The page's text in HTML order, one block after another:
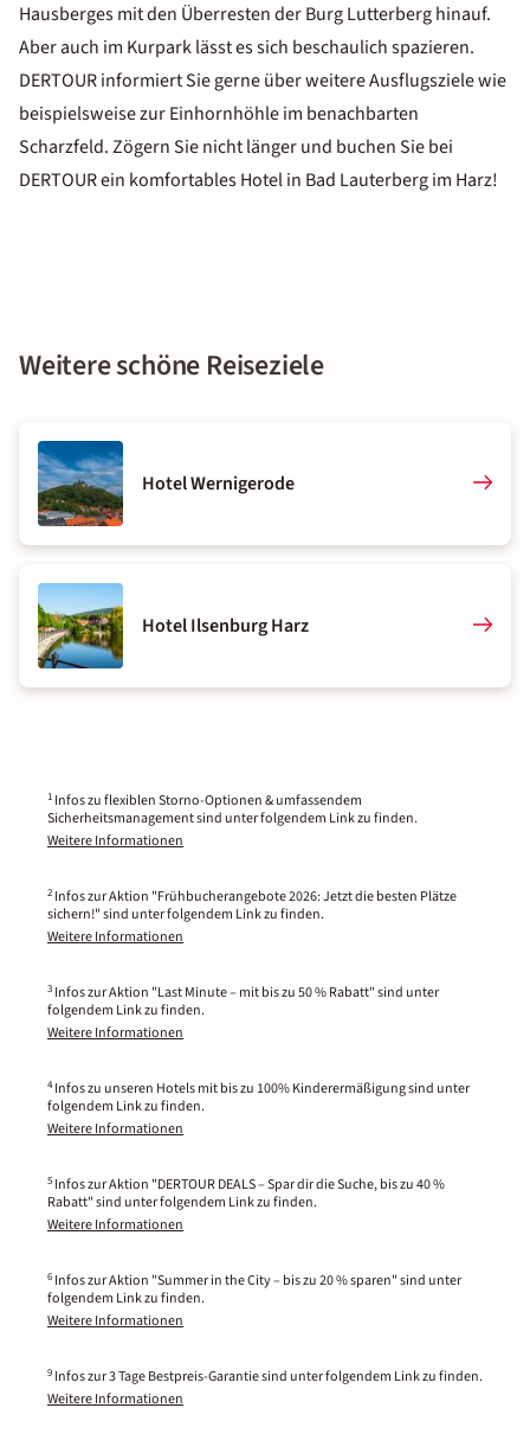
Hausberges mit den Überresten der Burg Lutterberg hinauf.
Aber auch im Kurpark lässt es sich beschaulich spazieren.
DERTOUR informiert Sie gerne über weitere Ausflugsziele wie
beispielsweise zur Einhornhöhle im benachbarten
Scharzfeld. Zögern Sie nicht länger und buchen Sie bei
DERTOUR ein komfortables Hotel in Bad Lauterberg im Harz!
Weitere schöne Reiseziele
Hotel Wernigerode
Hotel Ilsenburg Harz
1 Infos zu flexiblen Storno-Optionen & umfassendem
Sicherheitsmanagement sind unter folgendem Link zu finden.
Weitere Informationen
2 Infos zur Aktion "Frühbucherangebote 2026: Jetzt die besten Plätze
sichern!" sind unter folgendem Link zu finden.
Weitere Informationen
3 Infos zur Aktion "Last Minute – mit bis zu 50 % Rabatt" sind unter
folgendem Link zu finden.
Weitere Informationen
4 Infos zu unseren Hotels mit bis zu 100% Kinderermäßigung sind unter
folgendem Link zu finden.
Weitere Informationen
5 Infos zur Aktion "DERTOUR DEALS – Spar dir die Suche, bis zu 40 %
Rabatt" sind unter folgendem Link zu finden.
Weitere Informationen
6 Infos zur Aktion "Summer in the City – bis zu 20 % sparen" sind unter
folgendem Link zu finden.
Weitere Informationen
9 Infos zur 3 Tage Bestpreis-Garantie sind unter folgendem Link zu finden.
Weitere Informationen